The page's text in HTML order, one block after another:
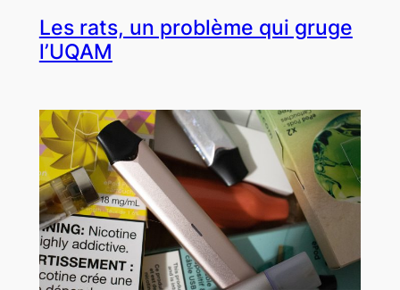
Les rats, un problème qui gruge
l’UQAM